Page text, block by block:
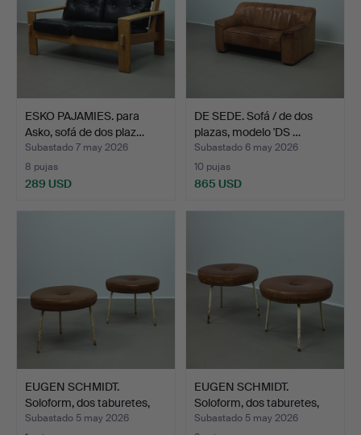
ESKO PAJAMIES. para
Asko, sofá de dos plaz…
Subastado 7 may 2026
8 pujas
289 USD
DE SEDE. Sofá / de dos
plazas, modelo 'DS …
Subastado 6 may 2026
10 pujas
865 USD
EUGEN SCHMIDT.
Soloform, dos taburetes,
añ…
Subastado 5 may 2026
EUGEN SCHMIDT.
Soloform, dos taburetes,
añ…
Subastado 5 may 2026